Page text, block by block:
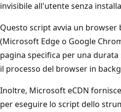
invisibile all'utente senza
Questo script avvia un browser
(Microsoft Edge o Google
pagina specifica per una
il processo del browser in
Inoltre, Microsoft eCDN
per eseguire lo script dello